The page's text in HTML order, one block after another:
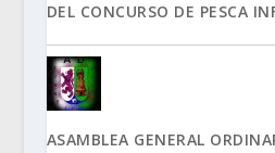
DEL CONCURSO DE PESCA
ASAMBLEA GENERAL